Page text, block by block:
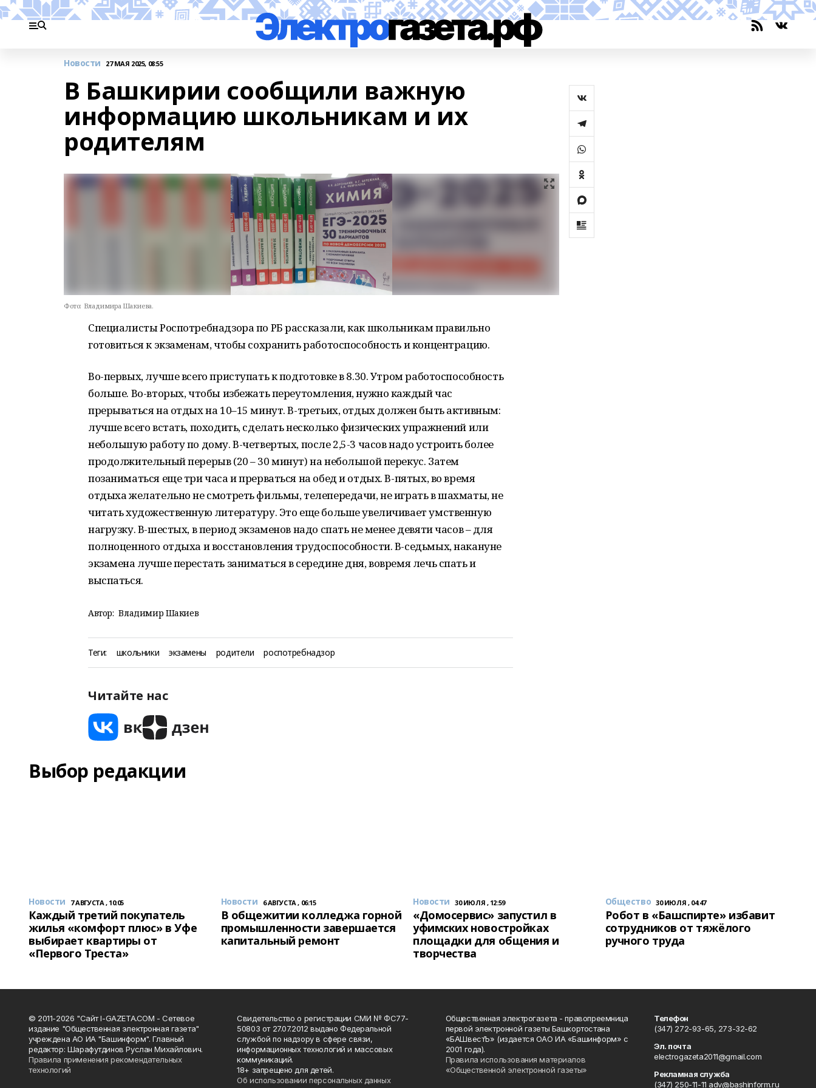
Новости 27 МАЯ 2025, 08:55
В Башкирии сообщили важную
информацию школьникам и их
родителям
Фото: Владимира Шакиева.
Специалисты Роспотребнадзора по РБ рассказали, как школьникам правильно
готовиться к экзаменам, чтобы сохранить работоспособность и концентрацию.
Во-первых, лучше всего приступать к подготовке в 8.30. Утром работоспособность
больше. Во-вторых, чтобы избежать переутомления, нужно каждый час
прерываться на отдых на 10–15 минут. В-третьих, отдых должен быть активным:
лучше всего встать, походить, сделать несколько физических упражнений или
небольшую работу по дому. В-четвертых, после 2,5-3 часов надо устроить более
продолжительный перерыв (20 – 30 минут) на небольшой перекус. Затем
позаниматься еще три часа и прерваться на обед и отдых. В-пятых, во время
отдыха желательно не смотреть фильмы, телепередачи, не играть в шахматы, не
читать художественную литературу. Это еще больше увеличивает умственную
нагрузку. В-шестых, в период экзаменов надо спать не менее девяти часов – для
полноценного отдыха и восстановления трудоспособности. В-седьмых, накануне
экзамена лучше перестать заниматься в середине дня, вовремя лечь спать и
выспаться.
Автор: Владимир Шакиев
Теги: школьники экзамены родители роспотребнадзор
Читайте нас
Выбор редакции
Новости 7 АВГУСТА , 10:05
Каждый третий покупатель
жилья «комфорт плюс» в Уфе
выбирает квартиры от
«Первого Треста»
Новости 6 АВГУСТА , 06:15
В общежитии колледжа горной
промышленности завершается
капитальный ремонт
Новости 30 ИЮЛЯ , 12:59
«Домосервис» запустил в
уфимских новостройках
площадки для общения и
творчества
Общество 30 ИЮЛЯ , 04:47
Робот в «Башспирте» избавит
сотрудников от тяжёлого
ручного труда
© 2011-2026 "Сайт I-GAZETA.COM - Сетевое
издание "Общественная электронная газета"
учреждена АО ИА "Башинформ". Главный
редактор: Шарафутдинов Руслан Михайлович.
Правила применения рекомендательных
технологий
Свидетельство о регистрации СМИ № ФС77-
50803 от 27.07.2012 выдано Федеральной
службой по надзору в сфере связи,
информационных технологий и массовых
коммуникаций.
18+ запрещено для детей.
Об использовании персональных данных
Общественная электрогазета - правопреемница
первой электронной газеты Башкортостана
«БАШвестЪ» (издается ОАО ИА «Башинформ» с
2001 года).
Правила использования материалов
«Общественной электронной газеты»
Телефон
(347) 272-93-65, 273-32-62
Эл. почта
electrogazeta2011@gmail.com
Рекламная служба
(347) 250-11-11 adv@bashinform.ru